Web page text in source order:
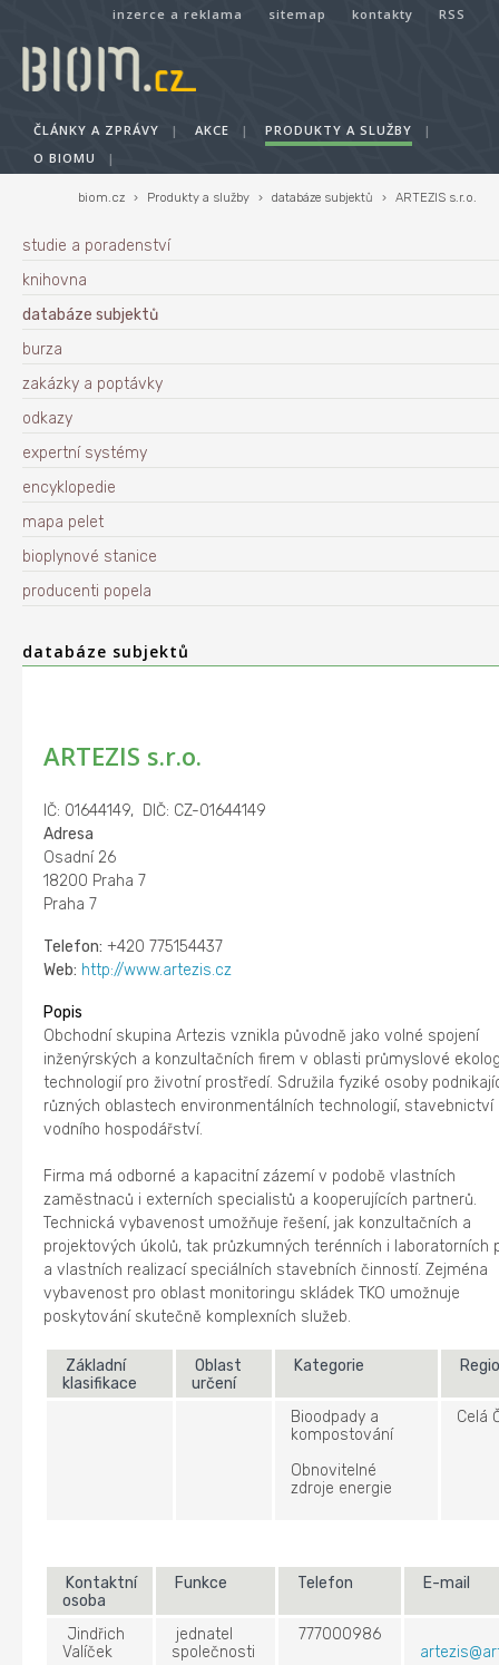
inzerce a reklama sitemap kontakty RSS
ČLÁNKY A ZPRÁVY | AKCE | PRODUKTY A SLUŽBY
|
O BIOMU
|
biom.cz › Produkty a služby › databáze subjektů › ARTEZIS s.r.o.
studie a poradenství
knihovna
databáze subjektů
burza
zakázky a poptávky
odkazy
expertní systémy
encyklopedie
mapa pelet
bioplynové stanice
producenti popela
databáze subjektů
ARTEZIS s.r.o.
IČ: 01644149, DIČ: CZ-01644149
Adresa
Osadní 26
18200 Praha 7
Praha 7
Telefon: +420 775154437
Web: http://www.artezis.cz
Popis
Obchodní skupina Artezis vznikla původně jako volné spojení
inženýrských a konzultačních firem v oblasti průmyslové
technologií pro životní prostředí. Sdružila fyziké osoby
různých oblastech environmentálních technologií, stavebnictví
vodního hospodářství.
Firma má odborné a kapacitní zázemí v podobě vlastních
zaměstnaců i externích specialistů a kooperujících partnerů.
Technická vybavenost umožňuje řešení, jak konzultačních a
projektových úkolů, tak průzkumných terénních i laboratorních
a vlastních realizací speciálních stavebních činností. Zejména
vybavenost pro oblast monitoringu skládek TKO umožnuje
poskytování skutečně komplexních služeb.
Základní
klasifikace
Oblast
určení
Kategorie
Bioodpady a
kompostování
Obnovitelné
zdroje energie
Celá
Kontaktní
osoba
Funkce Telefon E-mail
Jindřich
Valíček
jednatel
společnosti
777000986